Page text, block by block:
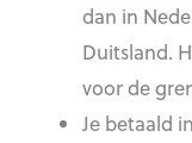
dan in
Duitsland.
voor de
Je betaald